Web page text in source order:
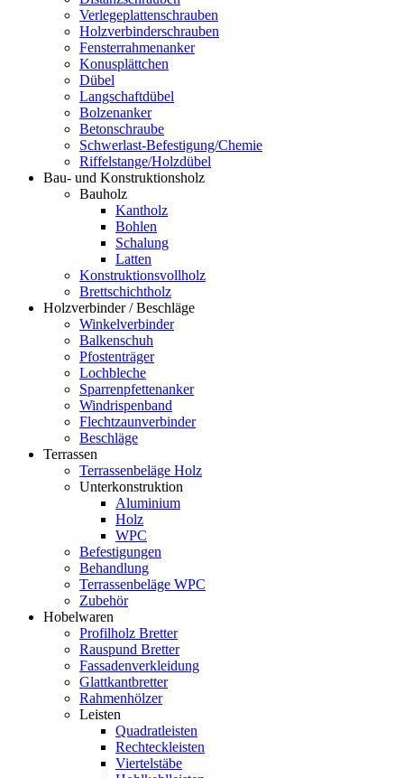
Verlegeplattenschrauben
Holzverbinderschrauben
Fensterrahmenanker
Konusplättchen
Dübel
Langschaftdübel
Bolzenanker
Betonschraube
Schwerlast-Befestigung/Chemie
Riffelstange/Holzdübel
Bau- und Konstruktionsholz
Bauholz
Kantholz
Bohlen
Schalung
Latten
Konstruktionsvollholz
Brettschichtholz
Holzverbinder / Beschläge
Winkelverbinder
Balkenschuh
Pfostenträger
Lochbleche
Sparrenpfettenanker
Windrispenband
Flechtzaunverbinder
Beschläge
Terrassen
Terrassenbeläge Holz
Unterkonstruktion
Aluminium
Holz
WPC
Befestigungen
Behandlung
Terrassenbeläge WPC
Zubehör
Hobelwaren
Profilholz Bretter
Rauspund Bretter
Fassadenverkleidung
Glattkantbretter
Rahmenhölzer
Leisten
Quadratleisten
Rechteckleisten
Viertelstäbe